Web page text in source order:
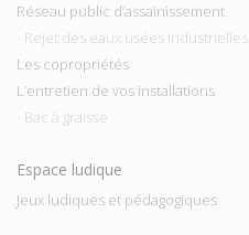
Réseau public d’assainissement
- Rejet des eaux usées industrielles
Les copropriétés
L’entretien de vos installations
- Bac à graisse
Espace ludique
Jeux ludiques et pédagogiques